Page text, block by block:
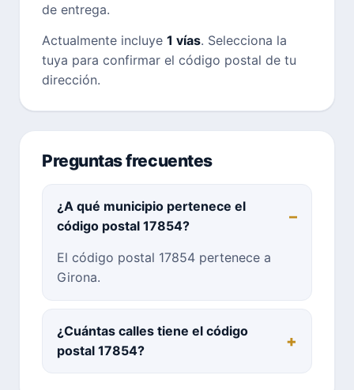
de entrega.
Actualmente incluye 1 vías. Selecciona la
tuya para confirmar el código postal de tu
dirección.
Preguntas frecuentes
¿A qué municipio pertenece el
código postal 17854?
El código postal 17854 pertenece a
Girona.
¿Cuántas calles tiene el código
postal 17854?